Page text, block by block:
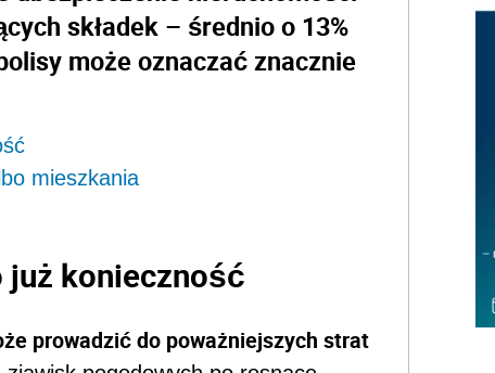
składek – średnio o 13%
może oznaczać znacznie
mieszkania
już konieczność
prowadzić do poważniejszych strat